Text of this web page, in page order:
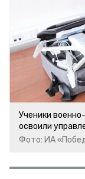
Ученики
освоили
Фото: ИА